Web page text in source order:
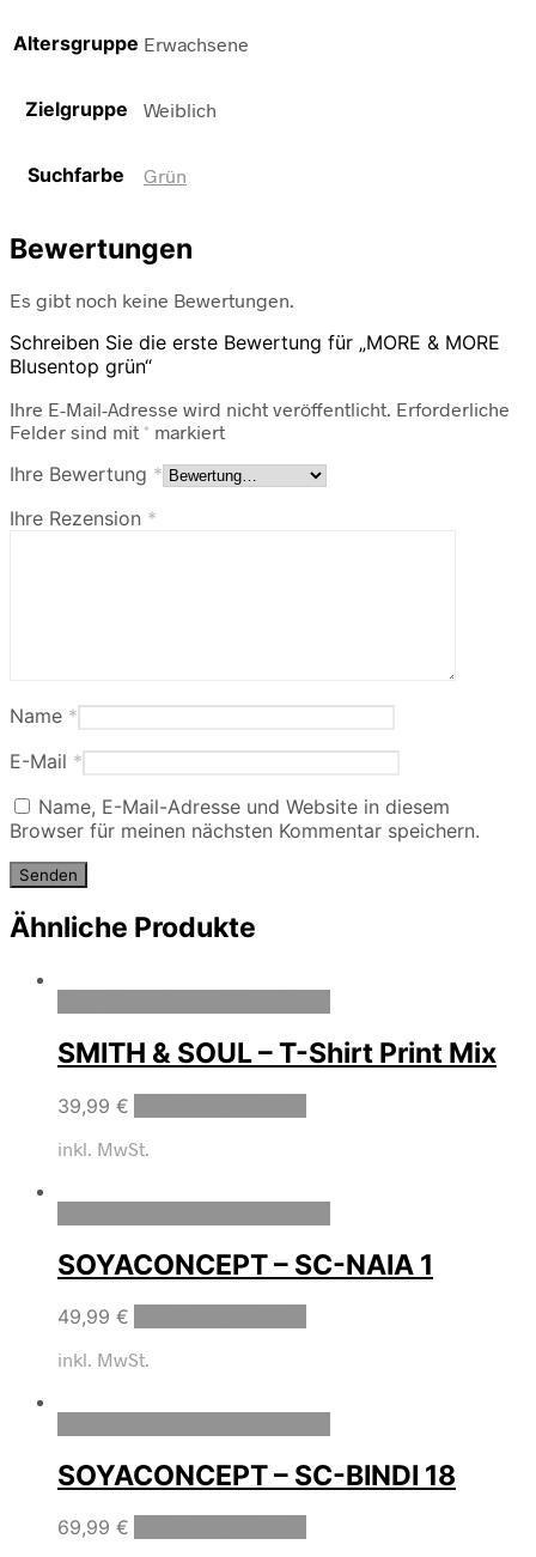
Altersgruppe Erwachsene
Zielgruppe Weiblich
Suchfarbe Grün
Bewertungen
Es gibt noch keine Bewertungen.
Schreiben Sie die erste Bewertung für „MORE & MORE
Blusentop grün“
Ihre E-Mail-Adresse wird nicht veröffentlicht. Erforderliche
Felder sind mit * markiert
Ihre Bewertung *
Ihre Rezension *
Name *
E-Mail *
Name, E-Mail-Adresse und Website in diesem
Browser für meinen nächsten Kommentar speichern.
Ähnliche Produkte
SMITH & SOUL – T-Shirt Print Mix
39,99 €
inkl. MwSt.
SOYACONCEPT – SC-NAIA 1
49,99 €
inkl. MwSt.
SOYACONCEPT – SC-BINDI 18
69,99 €